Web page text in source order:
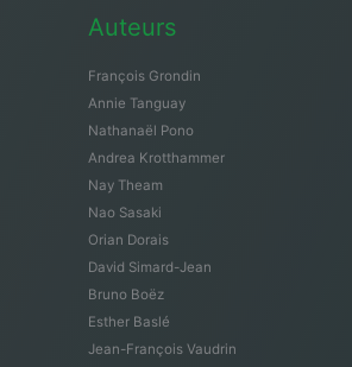
Auteurs
François Grondin
Annie Tanguay
Nathanaël Pono
Andrea Krotthammer
Nay Theam
Nao Sasaki
Orian Dorais
David Simard-Jean
Bruno Boëz
Esther Baslé
Jean-François Vaudrin